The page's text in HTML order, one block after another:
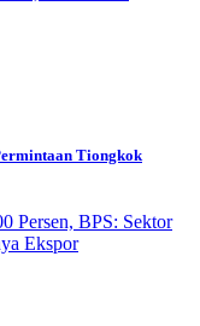
Tiongkok